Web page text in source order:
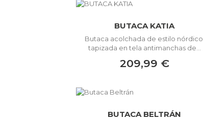
BUTACA KATIA
Butaca acolchada de estilo nórdico,
tapizada en tela antimanchas de...
209,99 €
BUTACA BELTRÁN